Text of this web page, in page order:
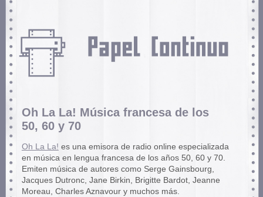
Oh La La! Música francesa de los
50, 60 y 70
Oh La La! es una emisora de radio online especializada
en música en lengua francesa de los años 50, 60 y 70.
Emiten música de autores como Serge Gainsbourg,
Jacques Dutronc, Jane Birkin, Brigitte Bardot, Jeanne
Moreau, Charles Aznavour y muchos más.